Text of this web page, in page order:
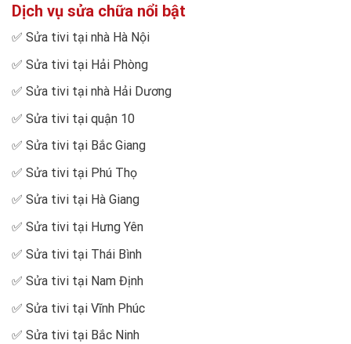
Dịch vụ sửa chữa nổi bật
✅ Sửa tivi tại nhà Hà Nội
✅ Sửa tivi tại Hải Phòng
✅ Sửa tivi tại nhà Hải Dương
✅ Sửa tivi tại quận 10
✅ Sửa tivi tại Bắc Giang
✅ Sửa tivi tại Phú Thọ
✅ Sửa tivi tại Hà Giang
✅ Sửa tivi tại Hưng Yên
✅ Sửa tivi tại Thái Bình
✅ Sửa tivi tại Nam Định
✅ Sửa tivi tại Vĩnh Phúc
✅ Sửa tivi tại Bắc Ninh